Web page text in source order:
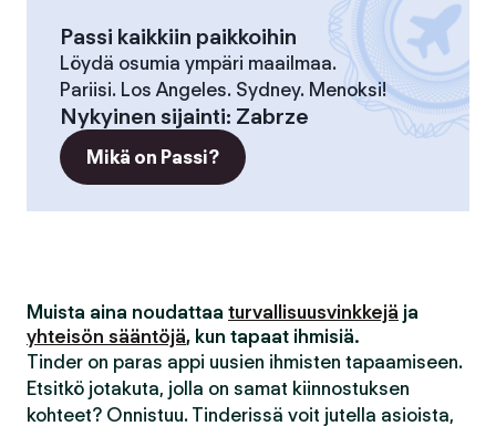
Passi kaikkiin paikkoihin
Löydä osumia ympäri maailmaa.
Pariisi. Los Angeles. Sydney. Menoksi!
Nykyinen sijainti: Zabrze
Mikä on Passi?
Muista aina noudattaa turvallisuusvinkkejä ja
yhteisön sääntöjä, kun tapaat ihmisiä.
Tinder on paras appi uusien ihmisten tapaamiseen.
Etsitkö jotakuta, jolla on samat kiinnostuksen
kohteet? Onnistuu. Tinderissä voit jutella asioista,